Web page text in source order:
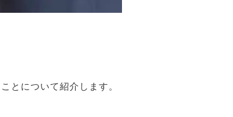
とについて紹介します。